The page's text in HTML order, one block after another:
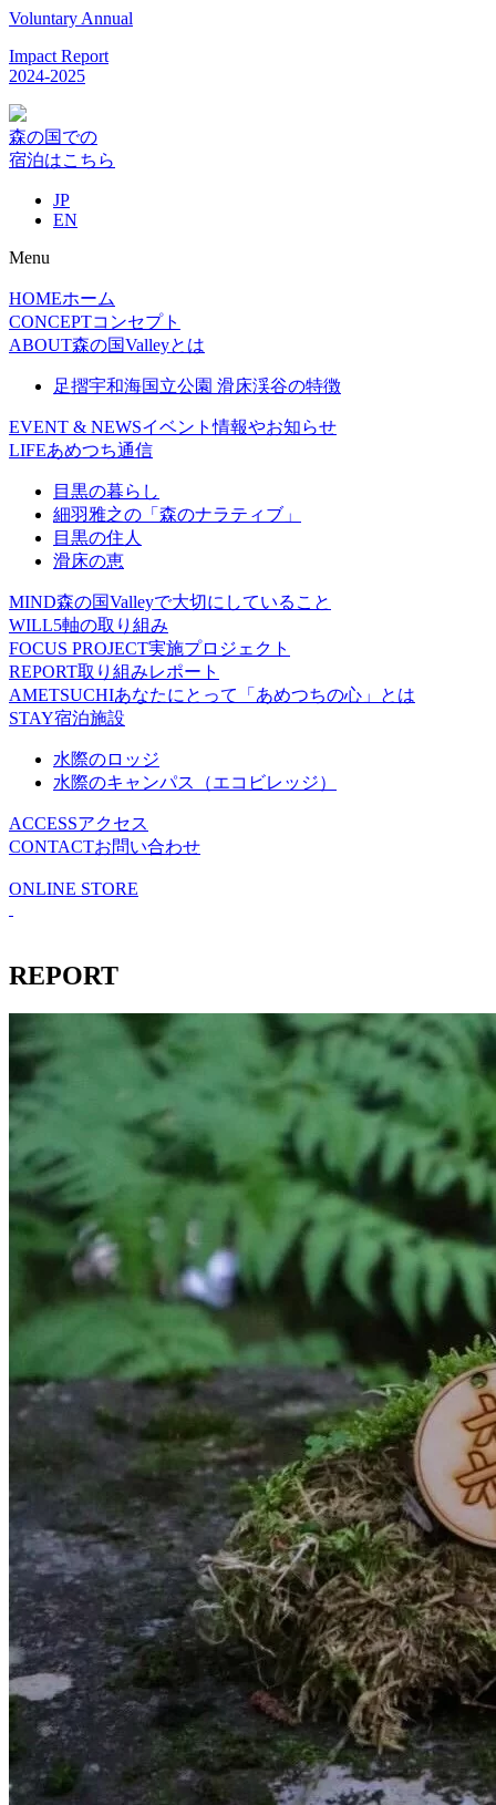
Voluntary Annual
Impact Report
2024-2025
森の国での
宿泊はこちら
JP
EN
Menu
HOMEホーム
CONCEPTコンセプト
ABOUT森の国Valleyとは
足摺宇和海国立公園 滑床渓谷の特徴
EVENT & NEWSイベント情報やお知らせ
LIFEあめつち通信
目黒の暮らし
細羽雅之の「森のナラティブ」
目黒の住人
滑床の恵
MIND森の国Valleyで大切にしていること
WILL5軸の取り組み
FOCUS PROJECT実施プロジェクト
REPORT取り組みレポート
AMETSUCHIあなたにとって「あめつちの心」とは
STAY宿泊施設
水際のロッジ
水際のキャンパス（エコビレッジ）
ACCESSアクセス
CONTACTお問い合わせ
ONLINE STORE
REPORT